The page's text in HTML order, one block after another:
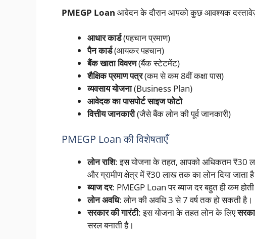
PMEGP Loan आवेदन के दौरान आपको कुछ आवश्यक
आधार कार्ड(पहचान प्रमाण)
पैन कार्ड(आयकर पहचान)
बैंक खाता विवरण(बैंक स्टेटमेंट)
शैक्षिक प्रमाण पत्र(कम से कम 8वीं कक्षा पास)
व्यवसाय योजना(Business Plan)
आवेदक का पासपोर्ट साइज फोटो
वित्तीय जानकारी(जैसे बैंक लोन की पूर्व जानकारी)
PMEGP Loan की विशेषताएँ
लोन राशि: इस योजना के तहत, आपको अधिकतम ₹30
और ग्रामीण क्षेत्र में ₹30 लाख तक का लोन दिया जाता
ब्याज दर: PMEGP Loan पर ब्याज दर बहुत ही कम
लोन अवधि: लोन की अवधि 3 से 7 वर्ष तक हो सकती है।
सरकार की गारंटी: इस योजना के तहत लोन के लिए
सरल बनाती है।